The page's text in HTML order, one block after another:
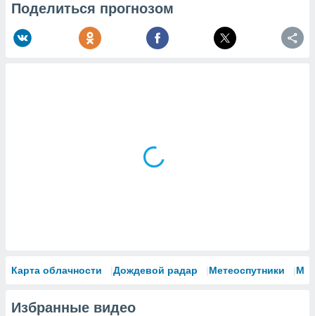
Поделиться прогнозом
Карта облачности Дождевой радар Метеоспутники
Избранные видео